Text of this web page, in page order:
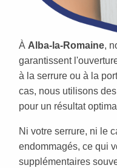
À Alba-la-Romaine,
garantissent
à la serrure ou à la
cas, nous utilisons
pour un résultat
Ni votre serrure, ni le
endommagés, ce qui
supplémentaires